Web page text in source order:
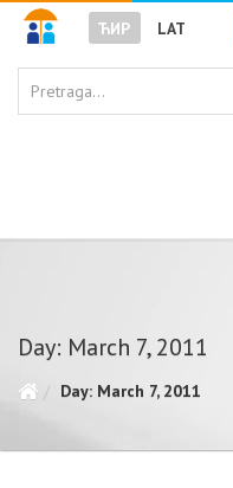
ЋИР LAT
Day: March 7, 2011
Day: March 7, 2011